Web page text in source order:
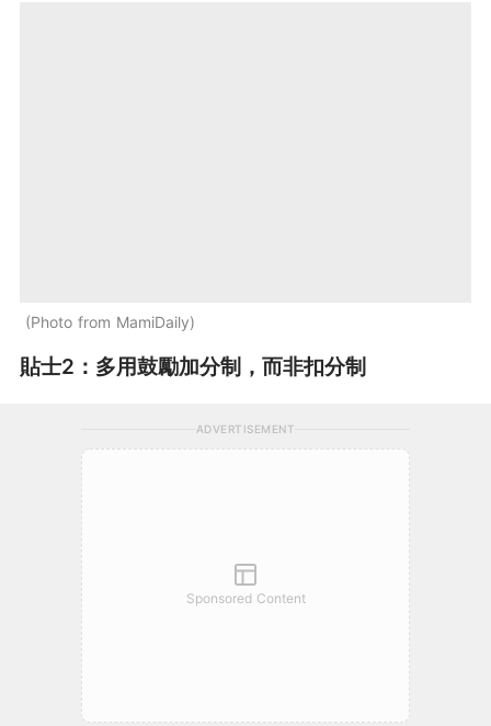
Photo from MamiDaily
貼士2：多用鼓勵加分制，而非扣分制
ADVERTISEMENT
Sponsored Content